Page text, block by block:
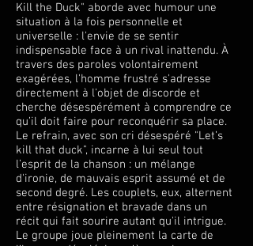
Kill the Duck" aborde avec humour une
situation à la fois personnelle et
universelle : l'envie de se sentir
indispensable face à un rival inattendu. À
travers des paroles volontairement
exagérées, l'homme frustré s'adresse
directement à l'objet de discorde et
cherche désespérément à comprendre ce
qu’il doit faire pour reconquérir sa place.
Le refrain, avec son cri désespéré "Let’s
kill that duck", incarne à lui seul tout
l’esprit de la chanson : un mélange
d'ironie, de mauvais esprit assumé et de
second degré. Les couplets, eux, alternent
entre résignation et bravade dans un
récit qui fait sourire autant qu'il intrigue.
Le groupe joue pleinement la carte de